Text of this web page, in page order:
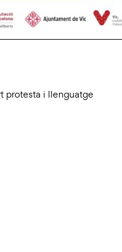
protesta i llenguatge